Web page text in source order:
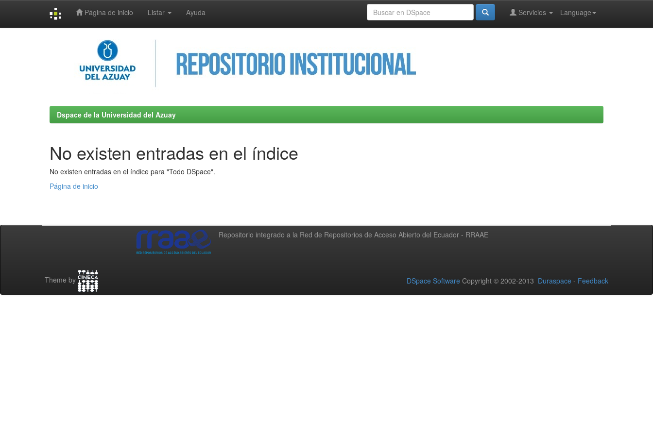
Página de inicio Listar Ayuda Language
Servicios
Dspace de la Universidad del Azuay
No existen entradas en el índice
No existen entradas en el índice para "Todo DSpace".
Página de inicio
Repositorio integrado a la Red de Repositorios de Acceso Abierto del Ecuador - RRAAE
Theme by DSpace Software Copyright © 2002-2013 Duraspace - Feedback